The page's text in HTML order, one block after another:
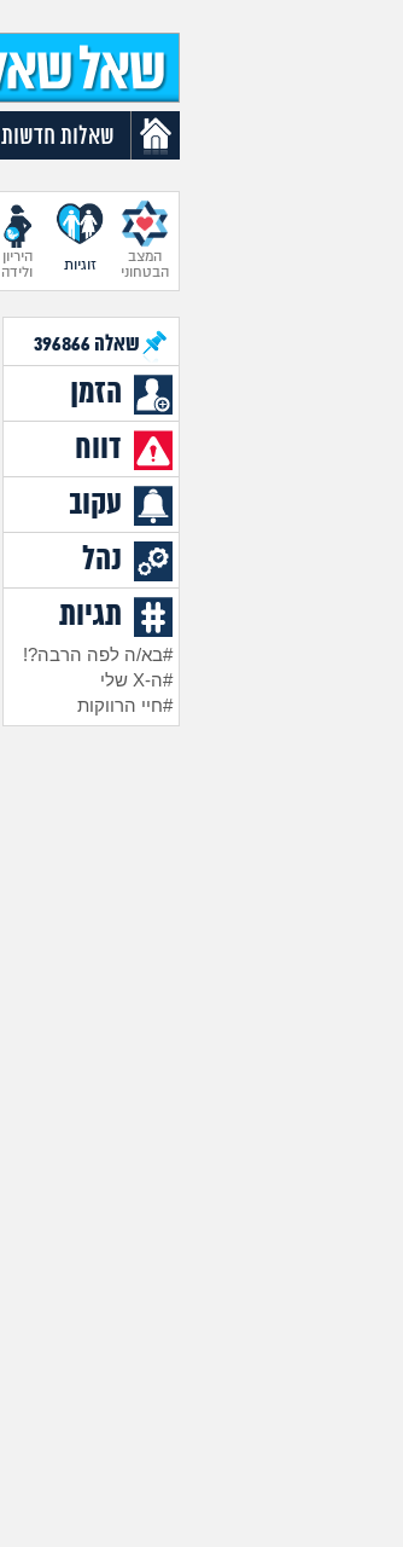
שאלות חדשות
המצב
הבטחוני
זוגיות
היריון
ולידה
שאלה396866
הזמן
דווח
עקוב
נהל
תגיות
#בא/ה לפה הרבה?!
#ה-X שלי
#חיי הרווקות